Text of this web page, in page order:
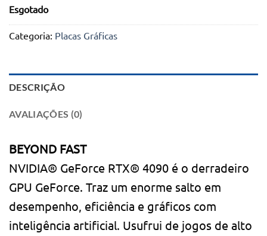
Esgotado
Categoria: Placas Gráficas
DESCRIÇÃO
AVALIAÇÕES (0)
BEYOND FAST
NVIDIA® GeForce RTX® 4090 é o derradeiro
GPU GeForce. Traz um enorme salto em
desempenho, eficiência e gráficos com
inteligência artificial. Usufrui de jogos de alto